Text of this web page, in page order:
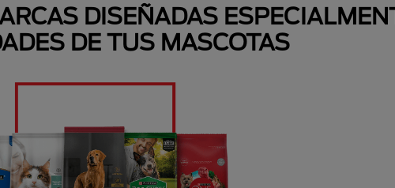
DISEÑADAS
DE TUS MASCOTAS